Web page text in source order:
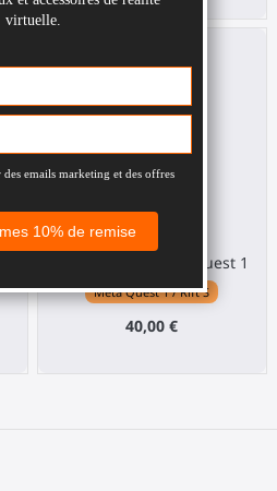
ProTas Joystick für Quest 1
Meta Quest 1 / Rift S
40,00 €